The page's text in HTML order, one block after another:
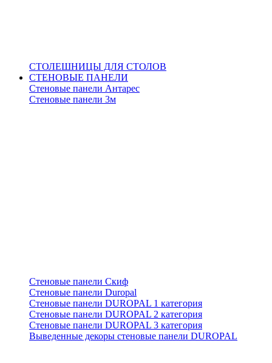
СТОЛЕШНИЦЫ ДЛЯ СТОЛОВ
СТЕНОВЫЕ ПАНЕЛИ
Стеновые панели Антарес
Стеновые панели 3м
Стеновые панели Скиф
Стеновые панели Duropal
Стеновые панели DUROPAL 1 категория
Стеновые панели DUROPAL 2 категория
Стеновые панели DUROPAL 3 категория
Выведенные декоры стеновые панели DUROPAL